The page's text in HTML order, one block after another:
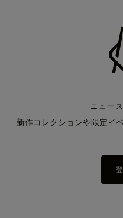
ニュー
新作コレクションや限定イ